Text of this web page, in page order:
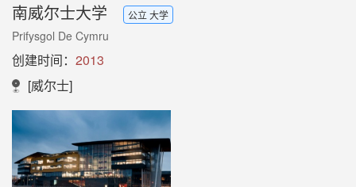
南威尔士大学 公立 大学
Prifysgol De Cymru
创建时间： 2013
[威尔士]